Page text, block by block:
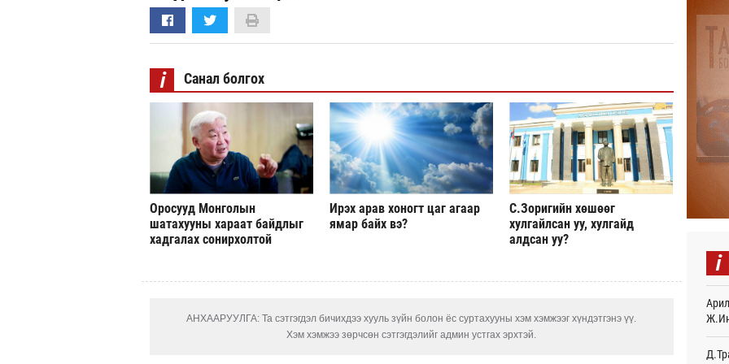
i Санал болгох
Оросууд Монголын
шатахууны хараат байдлыг
хадгалах сонирхолтой
Ирэх арав хоногт цаг агаар
ямар байх вэ?
С.Зоригийн хөшөөг
хулгайлсан уу, хулгайд
алдсан уу?
АНХААРУУЛГА: Та сэтгэгдэл бичихдээ хууль зүйн болон ёс суртахууны хэм хэмжээг хүндэтгэнэ үү.
Хэм хэмжээ зөрчсөн сэтгэгдэлийг админ устгах эрхтэй.
авна
Энэ
i